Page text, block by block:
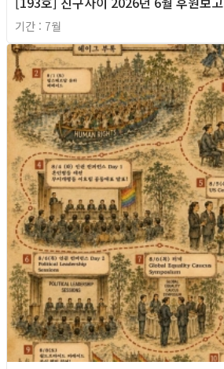
기간 : 7월